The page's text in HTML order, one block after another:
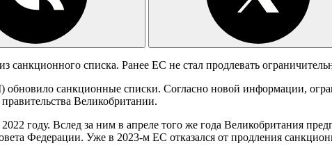
санкционного списка. Ранее ЕС не стал продлевать
санкционные списки. Согласно новой информации,
Великобритании.
году. Вслед за ним в апреле того же года Великобритания
Федерации. Уже в 2023-м ЕС отказался от продления